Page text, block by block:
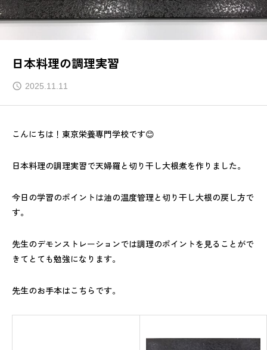
日本料理の調理実習
2025.11.11
こんにちは！東京栄養専門学校です😊
日本料理の調理実習で天婦羅と切り干し大根煮を作りました。
今日の学習のポイントは油の温度管理と切り干し大根の戻し方で
す。
先生のデモンストレーションでは調理のポイントを見ることがで
きてとても勉強になります。
先生のお手本はこちらです。